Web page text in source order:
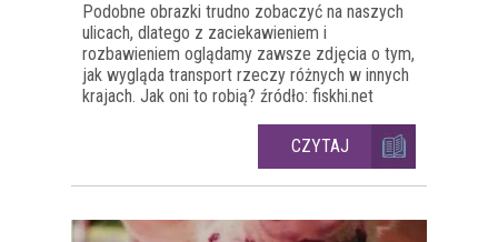
Podobne obrazki trudno zobaczyć na naszych
ulicach, dlatego z zaciekawieniem i
rozbawieniem oglądamy zawsze zdjęcia o tym,
jak wygląda transport rzeczy różnych w innych
krajach. Jak oni to robią? źródło: fiskhi.net
CZYTAJ